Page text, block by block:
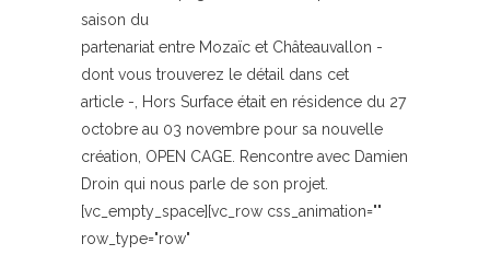
saison du
partenariat entre Mozaïc et Châteauvallon -
dont vous trouverez le détail dans cet
article -, Hors Surface était en résidence du 27
octobre au 03 novembre pour sa nouvelle
création, OPEN CAGE. Rencontre avec Damien
Droin qui nous parle de son projet.
[vc_empty_space][vc_row css_animation=""
row_type="row"